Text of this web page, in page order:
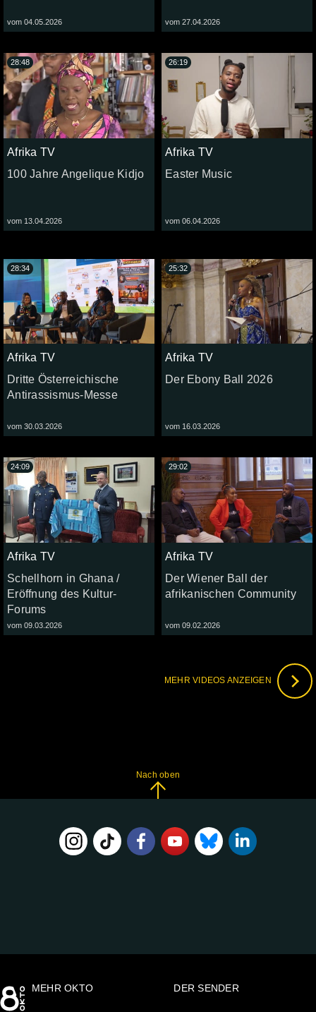
vom 04.05.2026 vom 27.04.2026
Afrika TV
100 Jahre Angelique Kidjo
vom 13.04.2026
28:48
Afrika TV
Easter Music
vom 06.04.2026
26:19
Afrika TV
Dritte Österreichische
Antirassismus-Messe
vom 30.03.2026
28:34
Afrika TV
Der Ebony Ball 2026
vom 16.03.2026
25:32
Afrika TV
Schellhorn in Ghana /
Eröffnung des Kultur-
Forums
vom 09.03.2026
24:09
Afrika TV
Der Wiener Ball der
afrikanischen Community
vom 09.02.2026
29:02
MEHR VIDEOS ANZEIGEN
Nach oben
MEHR OKTO DER SENDER